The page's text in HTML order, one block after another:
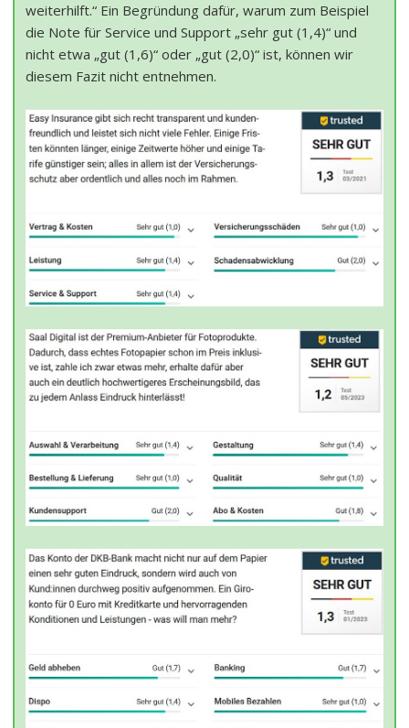
weiterhilft.“ Ein Begründung dafür, warum zum Beispiel
die Note für Service und Support „sehr gut (1,4)“ und
nicht etwa „gut (1,6)“ oder „gut (2,0)“ ist, können wir
diesem Fazit nicht entnehmen.